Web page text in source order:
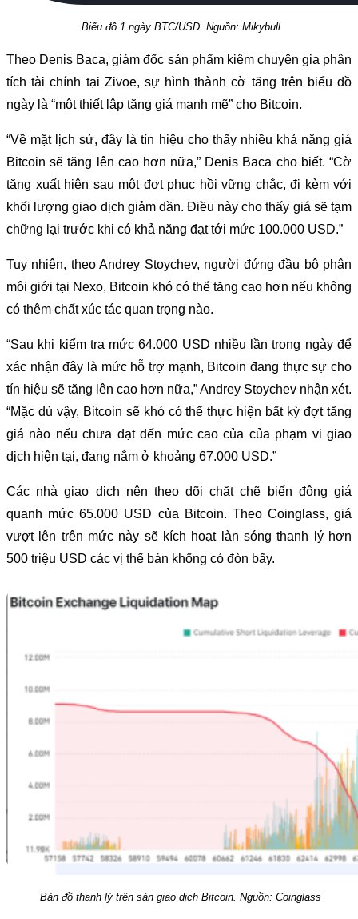
Biểu đồ 1 ngày BTC/USD. Nguồn: Mikybull
Theo Denis Baca, giám đốc sản phẩm kiêm chuyên gia phân
tích tài chính tại Zivoe, sự hình thành cờ tăng trên biểu đồ
ngày là “một thiết lập tăng giá mạnh mẽ” cho Bitcoin.
“Về mặt lịch sử, đây là tín hiệu cho thấy nhiều khả năng giá
Bitcoin sẽ tăng lên cao hơn nữa,” Denis Baca cho biết. “Cờ
tăng xuất hiện sau một đợt phục hồi vững chắc, đi kèm với
khối lượng giao dịch giảm dần. Điều này cho thấy giá sẽ tạm
chững lại trước khi có khả năng đạt tới mức 100.000 USD.”
Tuy nhiên, theo Andrey Stoychev, người đứng đầu bộ phận
môi giới tại Nexo, Bitcoin khó có thể tăng cao hơn nếu không
có thêm chất xúc tác quan trọng nào.
“Sau khi kiểm tra mức 64.000 USD nhiều lần trong ngày để
xác nhận đây là mức hỗ trợ mạnh, Bitcoin đang thực sự cho
tín hiệu sẽ tăng lên cao hơn nữa,” Andrey Stoychev nhận xét.
“Mặc dù vậy, Bitcoin sẽ khó có thể thực hiện bất kỳ đợt tăng
giá nào nếu chưa đạt đến mức cao của của phạm vi giao
dịch hiện tại, đang nằm ở khoảng 67.000 USD.”
Các nhà giao dịch nên theo dõi chặt chẽ biến động giá
quanh mức 65.000 USD của Bitcoin. Theo Coinglass, giá
vượt lên trên mức này sẽ kích hoạt làn sóng thanh lý hơn
500 triệu USD các vị thế bán khống có đòn bẩy.
Bản đồ thanh lý trên sàn giao dịch Bitcoin. Nguồn: Coinglass